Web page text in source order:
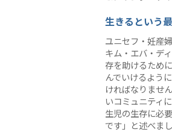
生きるという
ユニセフ・妊産
キム・エバ・デ
存を助けるため
んでいけるよう
ければなりませ
いコミュニティ
生児の生存に必
です」と述べまし